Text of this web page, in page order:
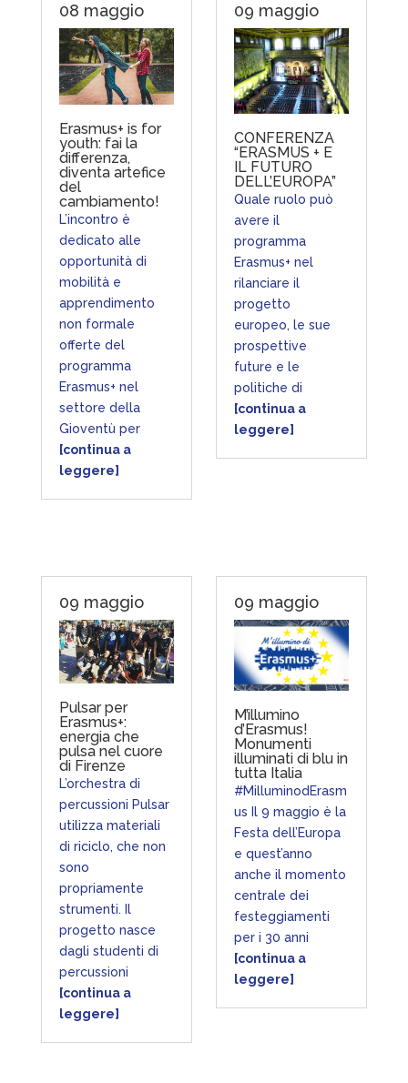
08 maggio
Erasmus+ is for
youth: fai la
differenza,
diventa artefice
del
cambiamento!
L’incontro è
dedicato alle
opportunità di
mobilità e
apprendimento
non formale
offerte del
programma
Erasmus+ nel
settore della
Gioventù per
[continua a
leggere]
09 maggio
CONFERENZA
“ERASMUS + E
IL FUTURO
DELL’EUROPA”
Quale ruolo può
avere il
programma
Erasmus+ nel
rilanciare il
progetto
europeo, le sue
prospettive
future e le
politiche di
[continua a
leggere]
09 maggio
Pulsar per
Erasmus+:
energia che
pulsa nel cuore
di Firenze
L’orchestra di
percussioni Pulsar
utilizza materiali
di riciclo, che non
sono
propriamente
strumenti. Il
progetto nasce
dagli studenti di
percussioni
[continua a
leggere]
09 maggio
M’illumino
d’Erasmus!
Monumenti
illuminati di blu in
tutta Italia
#MilluminodErasm
us Il 9 maggio è la
Festa dell’Europa
e quest’anno
anche il momento
centrale dei
festeggiamenti
per i 30 anni
[continua a
leggere]